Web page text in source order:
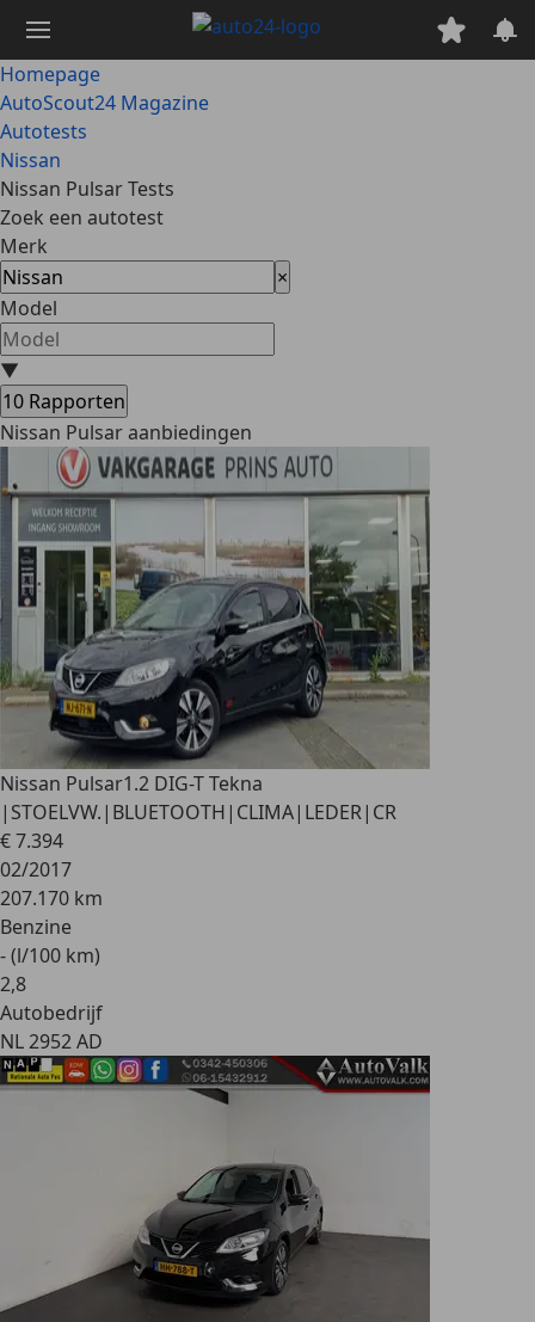
naar
hoofdinhoud
Homepage
AutoScout24 Magazine
Autotests
Nissan
Nissan Pulsar Tests
Zoek een autotest
Merk
×
Model
▼
10 Rapporten
Nissan Pulsar aanbiedingen
Nissan Pulsar1.2 DIG-T Tekna
|STOELVW.|BLUETOOTH|CLIMA|LEDER|CR
€ 7.394
02/2017
207.170 km
Benzine
- (l/100 km)
2,8
Autobedrijf
NL 2952 AD